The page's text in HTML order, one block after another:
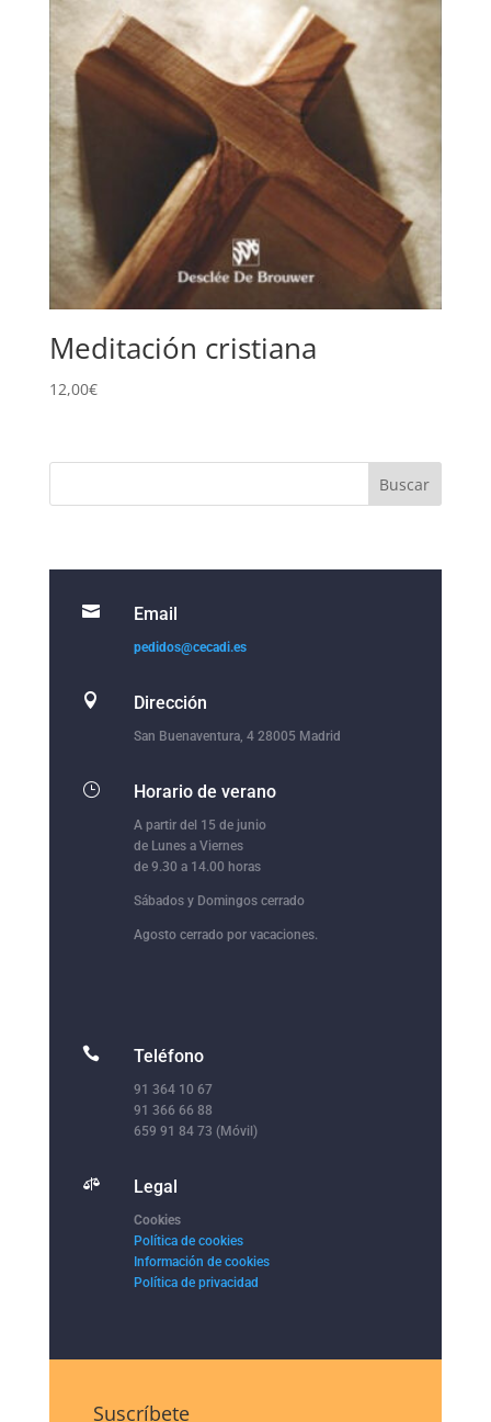
Meditación cristiana
12,00€
 Email
pedidos@cecadi.es
 Dirección
San Buenaventura, 4 28005 Madrid
} Horario de verano
A partir del 15 de junio
de Lunes a Viernes
de 9.30 a 14.00 horas
Sábados y Domingos cerrado
Agosto cerrado por vacaciones.
 Teléfono
91 364 10 67
91 366 66 88
659 91 84 73 (Móvil)
 Legal
Cookies
Política de cookies
Información de cookies
Política de privacidad
Suscríbete